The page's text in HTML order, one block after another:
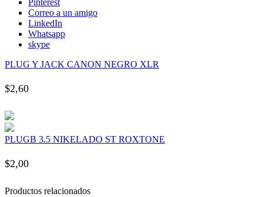
panel
panel
panel
panel
panel
panel
Pinterest
Correo a un amigo
LinkedIn
Whatsapp
skype
PLUG Y JACK CANON NEGRO XLR
$2,60
PLUGB 3.5 NIKELADO ST ROXTONE
$2,00
Productos relacionados